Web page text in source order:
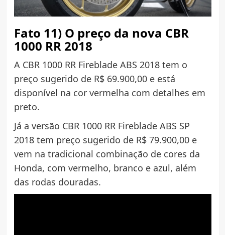
Fato 11) O preço da nova CBR
1000 RR 2018
A CBR 1000 RR Fireblade ABS 2018 tem o
preço sugerido de R$ 69.900,00 e está
disponível na cor vermelha com detalhes em
preto.
Já a versão CBR 1000 RR Fireblade ABS SP
2018 tem preço sugerido de R$ 79.900,00 e
vem na tradicional combinação de cores da
Honda, com vermelho, branco e azul, além
das rodas douradas.